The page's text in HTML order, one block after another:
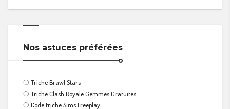
Nos astuces préférées
❍ Triche Brawl Stars
❍ Triche Clash Royale Gemmes Gratuites
❍ Code triche Sims Freeplay